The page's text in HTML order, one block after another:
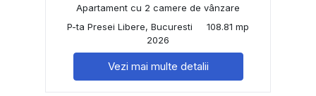
Apartament cu 2 camere de vânzare
P-ta Presei Libere, Bucuresti
108.81 mp
2026
Vezi mai multe detalii